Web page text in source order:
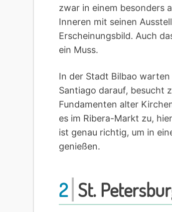
zwar in einem besonders
Inneren mit seinen
Erscheinungsbild. Auch
ein Muss.
In der Stadt Bilbao
Santiago darauf, besucht
Fundamenten alter
es im Ribera-Markt zu,
ist genau richtig, um in
genießen.
2 St.